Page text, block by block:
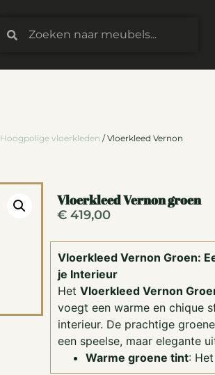
Hoogpolige vloerkleden / Vloerkleed Vernon
Vloerkleed Vernon groen
€419,00
Vloerkleed Vernon Groen:
je Interieur
Het Vloerkleed Vernon
voegt een warme en chique
interieur. De prachtige
een speelse, maar elegante
Warme groene tint: Het